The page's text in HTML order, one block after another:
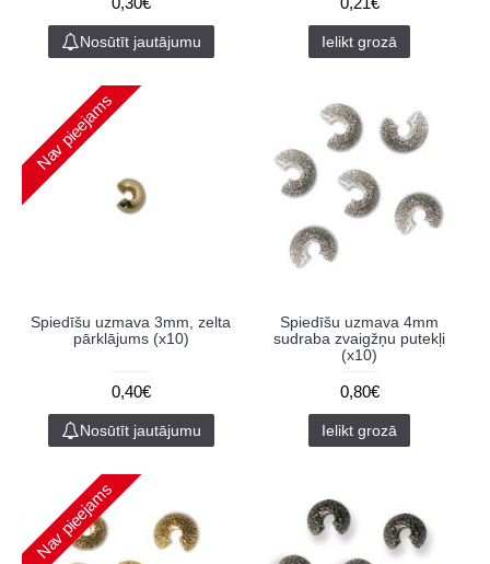
Nosūtīt jautājumu Ielikt grozā
Nav pieejams
Spiedīšu uzmava 3mm, zelta
pārklājums (x10)
0,40€
Nosūtīt jautājumu
Spiedīšu uzmava 4mm
sudraba zvaigžņu putekļi
(x10)
0,80€
Ielikt grozā
Nav pieejams